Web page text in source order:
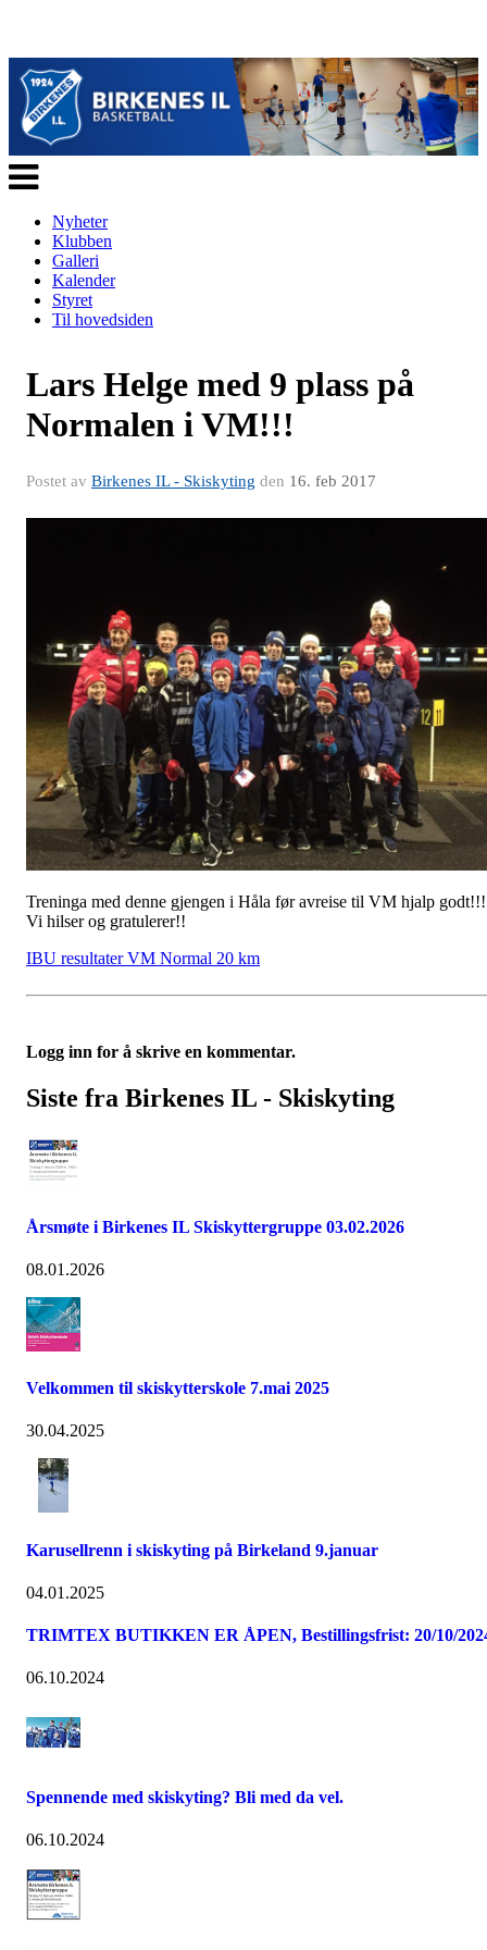
Veksle
navigasjon
Nyheter
Klubben
Galleri
Kalender
Styret
Til hovedsiden
Lars Helge med 9 plass på
Normalen i VM!!!
Postet av Birkenes IL - Skiskyting den 16. feb 2017
Treninga med denne gjengen i Håla før avreise til VM hjalp godt!!!
Vi hilser og gratulerer!!
IBU resultater VM Normal 20 km
Logg inn for å skrive en kommentar.
Siste fra Birkenes IL - Skiskyting
Årsmøte i Birkenes IL Skiskyttergruppe 03.02.2026
08.01.2026
Velkommen til skiskytterskole 7.mai 2025
30.04.2025
Karusellrenn i skiskyting på Birkeland 9.januar
04.01.2025
TRIMTEX BUTIKKEN ER ÅPEN, Bestillingsfrist: 20/10/
06.10.2024
Spennende med skiskyting? Bli med da vel.
06.10.2024